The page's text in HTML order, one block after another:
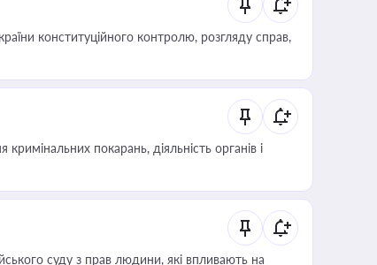
конституційного контролю, розгляду справ,
покарань, діяльність органів і
суду з прав людини, які впливають на